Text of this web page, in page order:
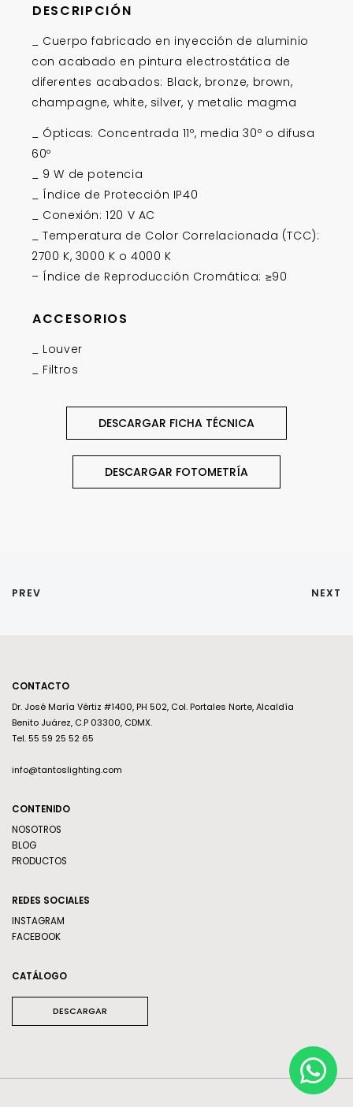
DESCRIPCIÓN
_ Cuerpo fabricado en inyección de aluminio
con acabado en pintura electrostática de
diferentes acabados: Black, bronze, brown,
champagne, white, silver, y metalic magma
_ Ópticas: Concentrada 11º, media 30º o difusa
60º
_ 9 W de potencia
_ Índice de Protección IP40
_ Conexión: 120 V AC
_ Temperatura de Color Correlacionada (TCC):
2700 K, 3000 K o 4000 K
– Índice de Reproducción Cromática: ≥90
ACCESORIOS
_ Louver
_ Filtros
DESCARGAR FICHA TÉCNICA
DESCARGAR FOTOMETRÍA
PREV NEXT
CONTACTO
Dr. José María Vértiz #1400, PH 502, Col. Portales Norte, Alcaldía
Benito Juárez, C.P 03300, CDMX.
Tel. 55 59 25 52 65
info@tantoslighting.com
CONTENIDO
NOSOTROS
BLOG
PRODUCTOS
REDES SOCIALES
INSTAGRAM
FACEBOOK
CATÁLOGO
DESCARGAR